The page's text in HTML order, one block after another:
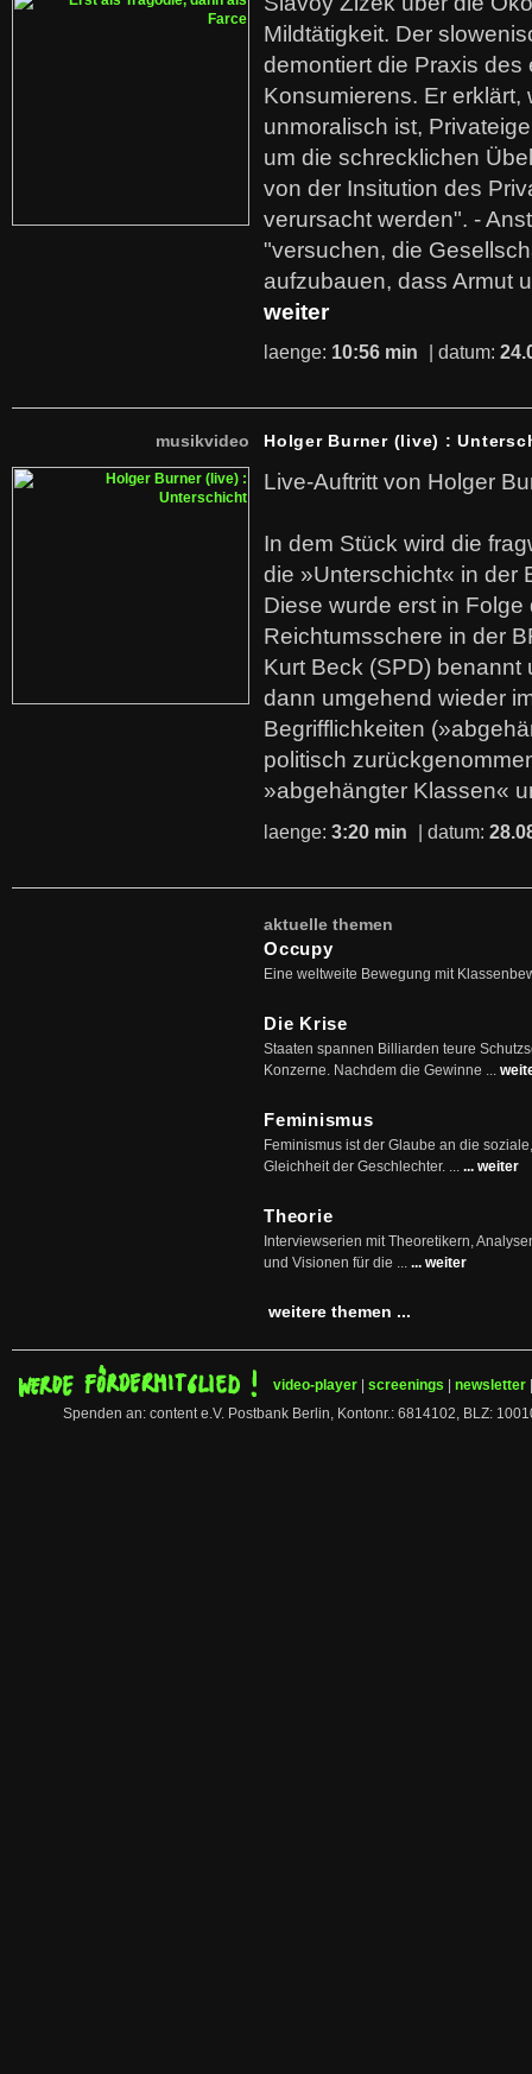
Mildtätigkeit. Der
demontiert die Praxis des
Konsumierens. Er erklärt,
unmoralisch ist,
um die schrecklichen
von der Insitution des
verursacht werden". -
"versuchen, die
aufzubauen, dass Armut
weiter
laenge: 10:56 min | datum:
musikvideo Holger Burner (live) :
Live-Auftritt von Holger
In dem Stück wird die
die »Unterschicht« in der
Diese wurde erst in
Reichtumsschere in der
Kurt Beck (SPD)
dann umgehend wieder
Begrifflichkeiten
politisch
»abgehängter Klassen«
laenge: 3:20 min | datum:
aktuelle themen
Occupy
Eine weltweite Bewegung mit
Die Krise
Staaten spannen Billiarden teure
Konzerne. Nachdem die Gewinne ...
Feminismus
Feminismus ist der Glaube an die
Gleichheit der Geschlechter. ... ... weiter
Theorie
Interviewserien mit Theoretikern,
und Visionen für die ... ... weiter
weitere themen ...
video-player screenings newsletter
Spenden an: content e.V. Postbank Berlin, Kontonr.: 6814102, BLZ: